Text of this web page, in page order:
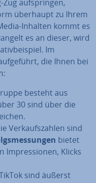
Zug auf­sprin­gen,
überhaupt zu Ihrem
Inhalten kommt es
es an dieser, wird
Im
die Ihnen bei
besteht aus
30 sind über die
Ver­kaufs­zah­len sind
bietet
Im­pres­sio­nen, Klicks
sind äußerst